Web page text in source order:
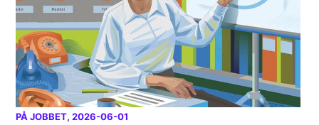
PÅ JOBBET, 2026-06-01